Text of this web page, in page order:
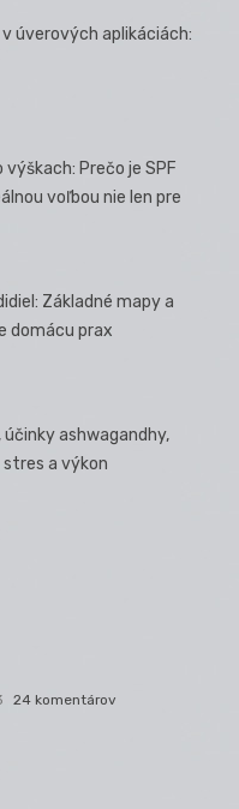
úverových aplikáciách:
Prečo je SPF
voľbou nie len pre
Základné mapy a
domácu prax
ashwagandhy,
stres a výkon
24 komentárov